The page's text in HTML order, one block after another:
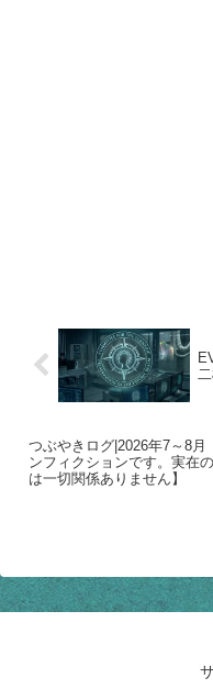
つぶやきログ|2026年7～8月
ンフィクションです。実在
は一切関係ありません】